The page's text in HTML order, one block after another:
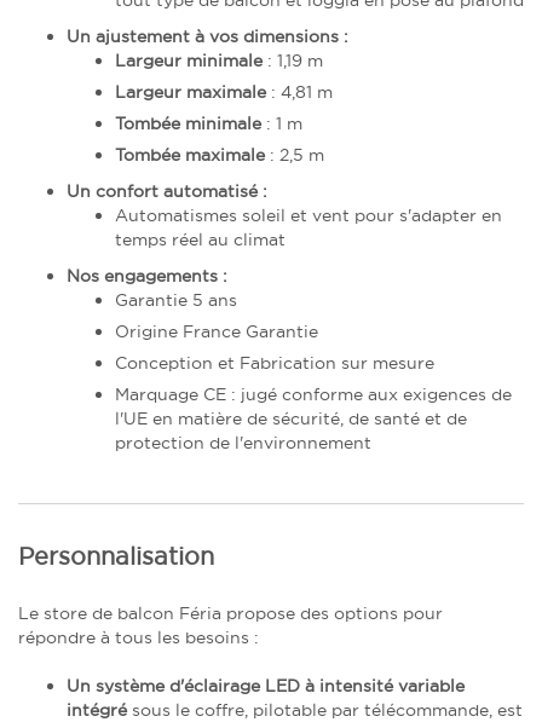
Un ajustement à vos dimensions :
Largeur minimale: 1,19 m
Largeur maximale: 4,81 m
Tombée minimale: 1 m
Tombée maximale: 2,5 m
Un confort automatisé :
Automatismes soleil et vent pour s'adapter en
temps réel au climat
Nos engagements :
Garantie 5 ans
Origine France Garantie
Conception et Fabrication sur mesure
Marquage CE : jugé conforme aux exigences de
l'UE en matière de sécurité, de santé et de
protection de l'environnement
Personnalisation
Le store de balcon Féria propose des options pour
répondre à tous les besoins :
Un système d'éclairage LED à intensité variable
intégrésous le coffre, pilotable par télécommande, est